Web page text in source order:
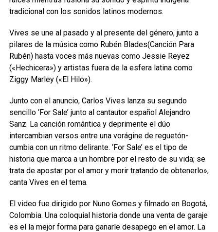
tradicional con los sonidos latinos modernos.
Vives se une al pasado y al presente del género, junto a
pilares de la música como Rubén Blades(Canción Para
Rubén) hasta voces más nuevas como Jessie Reyez
(«Hechicera») y artistas fuera de la esfera latina como
Ziggy Marley («El Hilo»).
Junto con el anuncio, Carlos Vives lanza su segundo
sencillo ‘For Sale’ junto al cantautor español Alejandro
Sanz. La canción romántica y deprimente el dúo
intercambian versos entre una vorágine de reguetón-
cumbia con un ritmo delirante. ‘For Sale’ es el tipo de
historia que marca a un hombre por el resto de su vida; se
trata de apostar por el amor y morir tratando de obtenerlo»,
canta Vives en el tema.
El video fue dirigido por Nuno Gomes y filmado en Bogotá,
Colombia. Una coloquial historia donde una venta de garaje
es el la mejor forma para ganarle desapego en el amor. La